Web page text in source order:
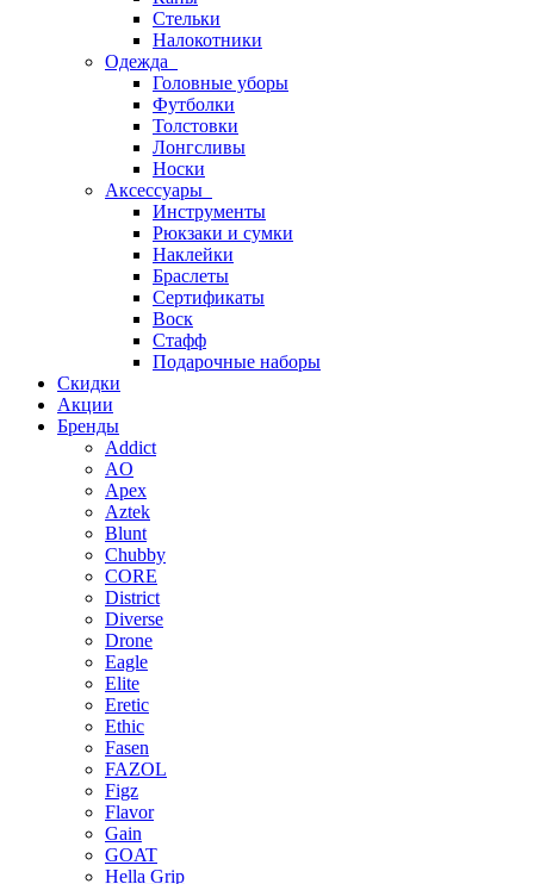
Стельки
Налокотники
Одежда
Головные уборы
Футболки
Толстовки
Лонгсливы
Носки
Аксессуары
Инструменты
Рюкзаки и сумки
Наклейки
Браслеты
Сертификаты
Воск
Стафф
Подарочные наборы
Скидки
Акции
Бренды
Addict
AO
Apex
Aztek
Blunt
Chubby
CORE
District
Diverse
Drone
Eagle
Elite
Eretic
Ethic
Fasen
FAZOL
Figz
Flavor
Gain
GOAT
Hella Grip